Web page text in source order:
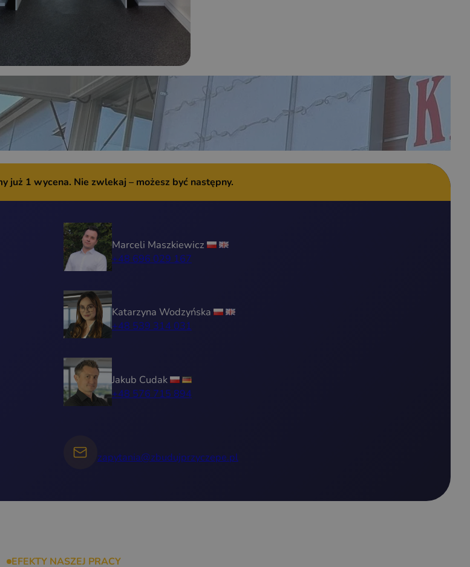
już 1 wycena. Nie zwlekaj – możesz być następny.
Marceli Maszkiewicz
+48 696 029 167
Katarzyna Wodzyńska
+48 539 314 031
Jakub Cudak
+48 576 715 894
zapytania@zbudujprzyczepe.pl
EFEKTY NASZEJ PRACY